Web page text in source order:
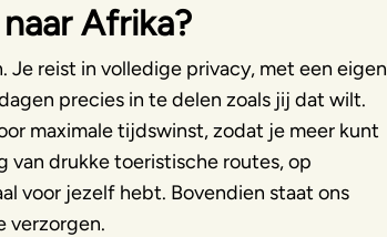
Afrika?
Je reist in volledige privacy, met een eigen
precies in te delen zoals jij dat wilt.
maximale tijdswinst, zodat je meer kunt
van drukke toeristische routes, op
voor jezelf hebt. Bovendien staat ons
verzorgen.